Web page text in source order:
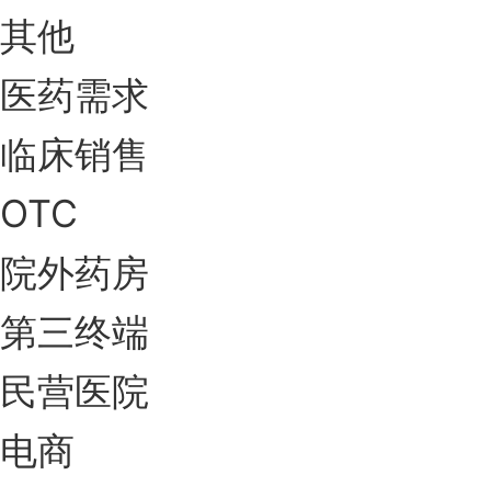
其他
医药需求
临床销售
OTC
院外药房
第三终端
民营医院
电商